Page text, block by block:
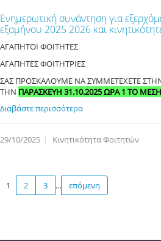
Ενημερωτική συνάντηση για
εξαμήνου 2025 2026 και
ΑΓΑΠΗΤΟΙ ΦΟΙΤΗΤΕΣ
ΑΓΑΠΗΤΕΣ ΦΟΙΤΗΤΡΙΕΣ
ΣΑΣ ΠΡΟΣΚΑΛΟΥΜΕ ΝΑ ΣΥΜΜΕΤΕΧΕΤΕ
ΤΗΝ ΠΑΡΑΣΚΕΥΗ 31.10.2025 ΩΡΑ 1 ΤΟ
Διαβάστε περισσότερα
29/10/2025 Κινητικότητα Φοιτητών
1 2 3 … επόμενη